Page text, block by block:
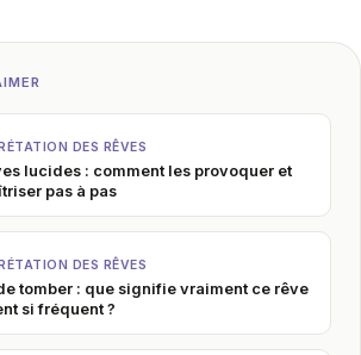
DES RÊVES
lucides : comment les provoquer et
pas à pas
DES RÊVES
tomber : que signifie vraiment ce rêve
si fréquent ?